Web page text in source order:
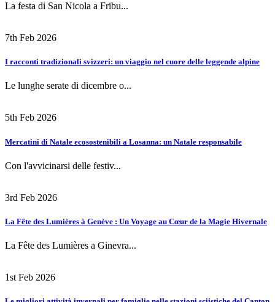
La festa di San Nicola a Fribu...
7th Feb 2026
I racconti tradizionali svizzeri: un viaggio nel cuore delle leggende alpine
Le lunghe serate di dicembre o...
5th Feb 2026
Mercatini di Natale ecosostenibili a Losanna: un Natale responsabile
Con l'avvicinarsi delle festiv...
3rd Feb 2026
La Fête des Lumières à Genève : Un Voyage au Cœur de la Magie Hivernale
La Fête des Lumières a Ginevra...
1st Feb 2026